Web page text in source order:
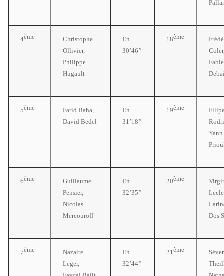
4ème
Christophe
Ollivier,
Philippe
Hugault
En
30’46’’
18ème
5ème
Farid Baha,
David Bedel
En
31’18’’
19ème
Yann
6ème
Guillaume
Pensier,
Nicolas
Mercouroff
En
32’35’’
20ème
Dos
7ème
Nazaire
Leger,
En
32’44’’
21ème